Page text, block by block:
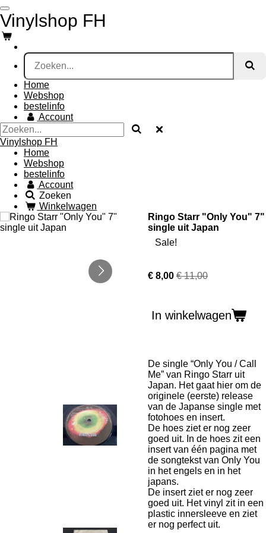
Ga
direct
naar
de
hoofdinhoud
Vinylshop FH
Home
Webshop
bestelinfo
Account
Vinylshop FH
Home
Webshop
bestelinfo
Account
Zoeken
Winkelwagen
Ringo Starr "Only You" 7"
single uit Japan
Sale!
€ 8,00 € 11,00
In winkelwagen
De single “Only You / Call
Me” van Ringo Starr uit
Japan. Het gaat hier om de
originele (eerste) release
van de Japanse single met
fotohoes en insert.
De hoes ziet er nog zeer
goed uit. In de hoes zit een
insert van één pagina met
de songtekst van Only You
in het engels en in het
japans.
De insert ziet er nog zeer
goed uit. Het vinyl zit in een
plastic innersleeve en ziet
er nog perfect uit.